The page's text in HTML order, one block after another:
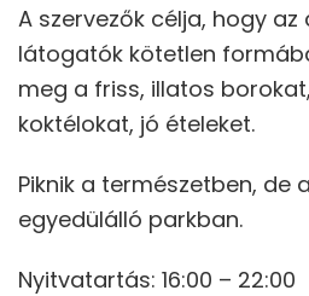
A szervezők célja, hogy az
látogatók kötetlen
meg a friss, illatos
koktélokat, jó ételeket.
Piknik a természetben, de
egyedülálló parkban.
Nyitvatartás: 16:00 – 22:00